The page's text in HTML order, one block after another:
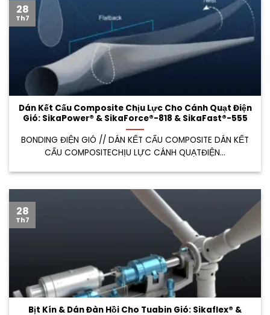
Dán Kết Cấu Composite Chịu Lực Cho Cánh Quạt Điện
Gió: SikaPower® & SikaForce®-818 & SikaFast®-555
BONDING ĐIỆN GIÓ // DÁN KẾT CẤU COMPOSITE DÁN KẾT
CẤU COMPOSITECHỊU LỰC CÁNH QUẠTĐIỆN...
28
Th7
Bịt Kín & Dán Đàn Hồi Cho Tuabin Gió: Sikaflex® &
28
Th7